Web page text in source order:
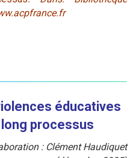
éducatives
processus
: Clément Haudiquet